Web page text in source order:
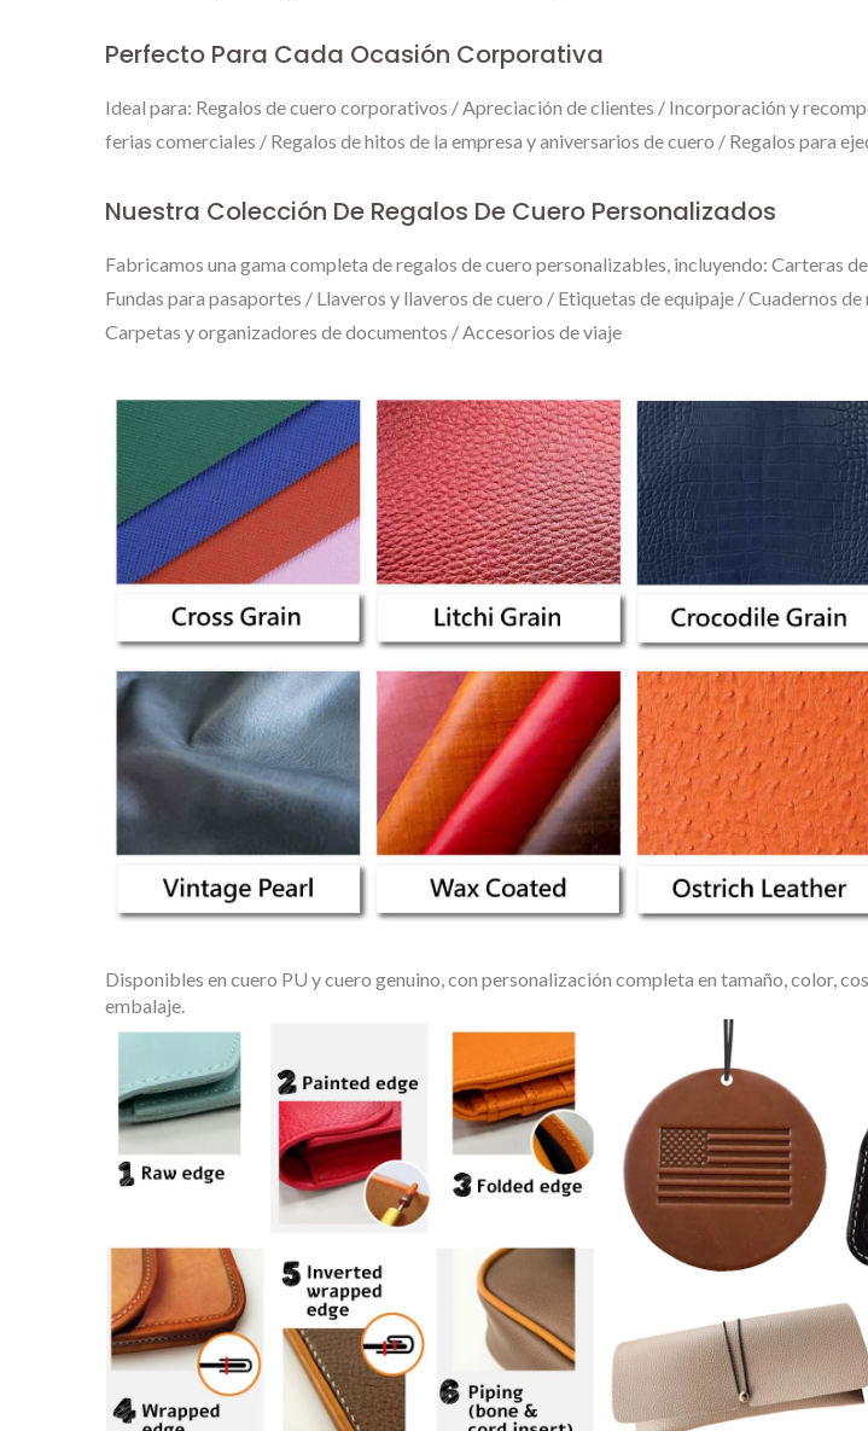
Perfecto Para Cada Ocasión Corporativa
Ideal para: Regalos de cuero corporativos / Apreciación de clientes / Incorporación y
ferias comerciales / Regalos de hitos de la empresa y aniversarios de cuero / Regalos para
Nuestra Colección De Regalos De Cuero Personalizados
Fabricamos una gama completa de regalos de cuero personalizables, incluyendo: Carteras
Fundas para pasaportes / Llaveros y llaveros de cuero / Etiquetas de equipaje / Cuadernos
Carpetas y organizadores de documentos / Accesorios de viaje
Disponibles en cuero PU y cuero genuino, con personalización completa en tamaño, color,
embalaje.